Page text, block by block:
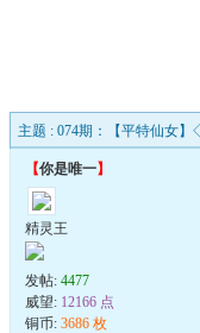
主题 : 074期：【平特仙女
【你是唯一】
精灵王
发帖: 4477
威望: 12166 点
铜币: 3686 枚